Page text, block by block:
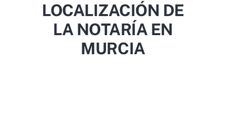
LOCALIZACIÓN DE
LA NOTARÍA EN
MURCIA